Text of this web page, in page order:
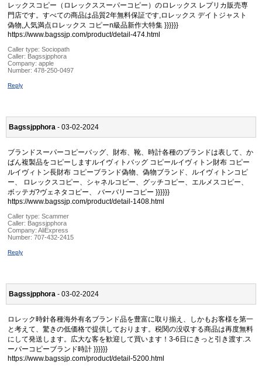
レックスコピー（ロレックススーパーコピー）のロレックス レプリカ販売専
門店です。すべての商品は品質2年無料保証です,ロレックス デイトジャスト
偽物,人気満点ロレックス コピーn級品新作大特集 }}}}}}
https://www.bagssjp.com/product/detail-474.html
Caller type: Sociopath
Caller: Bagssjpphora
Company: apple
Number: 478-250-0497
Reply
Bagssjpphora - 03-02-2024
ブランドスーパーコピーバッグ、財布、靴、時計各種のブランドは表して、か
ばん複製品をコピーしますルイヴィトバッグ コピールイヴィトン財布 コピー
ルイヴィトン長財布 コピーブランド偽物、偽物ブランド、ルイヴィトンコピ
ー、 ロレックスコピー、シャネルコピー、グッチコピー、エルメスコピー、
ボッテガ?ヴェネタコピー、 バーバリーコピー }}}}}}
https://www.bagssjp.com/product/detail-1408.html
Caller type: Scammer
Caller: Bagssjpphora
Company: AliExpress
Number: 707-432-2415
Reply
Bagssjpphora - 03-02-2024
ロレック時針各種海外有名ブランド品を豊富に取り揃え、しかもお客様を第一
と考えて、驚きの低価格で提供しております。税関の没収する商品は再度無料
にして発送します。広大な客を歓迎して買います！3-6日にきっと引き渡す.ス
ーパーコピーブランド時計 }}}}}}
https://www.bagssjp.com/product/detail-5200.html